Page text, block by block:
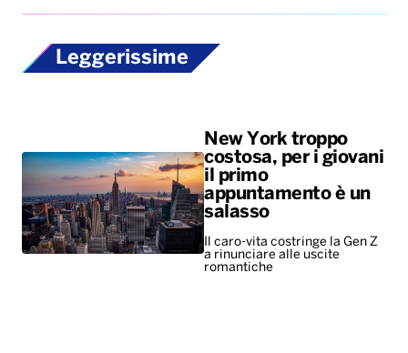
Leggerissime
New York troppo
costosa, per i giovani
il primo
appuntamento è un
salasso
Il caro-vita costringe la Gen Z
a rinunciare alle uscite
romantiche